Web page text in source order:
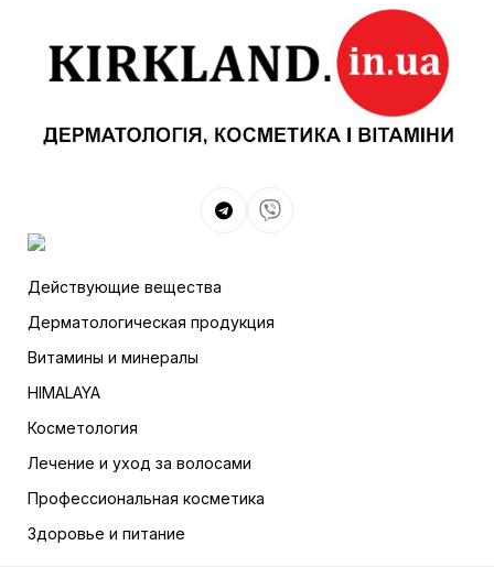
Действующие вещества
Дерматологическая продукция
Витамины и минералы
HIMALAYA
Косметология
Лечение и уход за волосами
Профессиональная косметика
Здоровье и питание